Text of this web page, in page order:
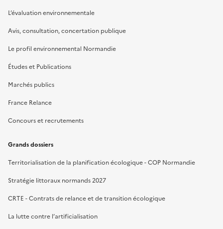
L’évaluation environnementale
Avis, consultation, concertation publique
Le profil environnemental Normandie
Études et Publications
Marchés publics
France Relance
Concours et recrutements
Grands dossiers
Territorialisation de la planification écologique - COP Normandie
Stratégie littoraux normands 2027
CRTE - Contrats de relance et de transition écologique
La lutte contre l’artificialisation